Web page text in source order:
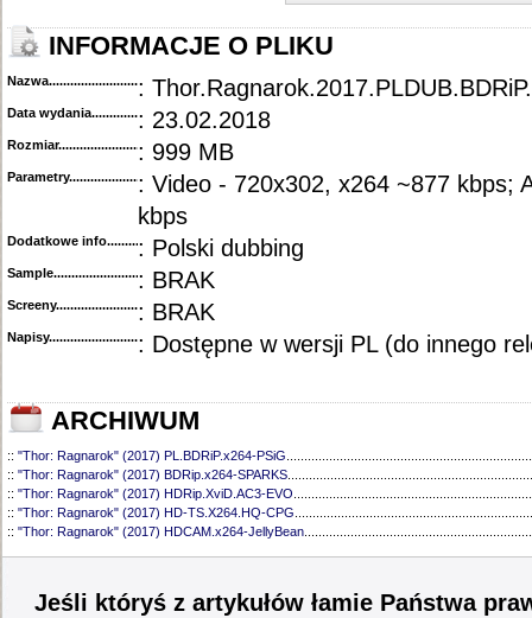
INFORMACJE O PLIKU
Nazwa.............................................
:
Data wydania......................................
: 23.02.2018
Rozmiar...........................................
: 999 MB
Parametry.........................................: Video - 720x302, x264 ~877 kbps;
kbps
Dodatkowe info....................................
: Polski dubbing
Sample............................................
: BRAK
Screeny...........................................
: BRAK
Napisy............................................: Dostępne w wersji PL (do innego
ARCHIWUM
:: "Thor: Ragnarok" (2017) PL.BDRiP.x264-PSiG
:: "Thor: Ragnarok" (2017) BDRip.x264-SPARKS
:: "Thor: Ragnarok" (2017) HDRip.XviD.AC3-EVO
:: "Thor: Ragnarok" (2017) HD-TS.X264.HQ-CPG
:: "Thor: Ragnarok" (2017) HDCAM.x264-JellyBean
Jeśli któryś z artykułów łamie Państwa